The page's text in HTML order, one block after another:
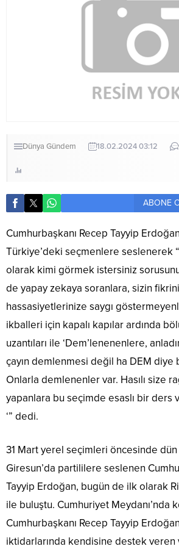
Dünya Gündem 18.02.2024 03:12
ABONE
Cumhurbaşkanı Recep Tayyip
Türkiye’deki seçmenlere seslenerek
olarak kimi görmek istersiniz
de yapay zekaya soranlara, sizin
hassasiyetlerinize saygı
ikballeri için kapalı kapılar ardında
uzantıları ile ‘Dem’lenenenlere,
çayın demlenmesi değil ha DEM diye
Onlarla demlenenler var. Hasılı size
yapanlara bu seçimde esaslı bir ders
‘” dedi.
31 Mart yerel seçimleri öncesinde
Giresun’da partililere seslenen
Tayyip Erdoğan, bugün de ilk olarak
ile buluştu. Cumhuriyet Meydanı’nda
Cumhurbaşkanı Recep Tayyip
iktidarlarında kendisine destek veren